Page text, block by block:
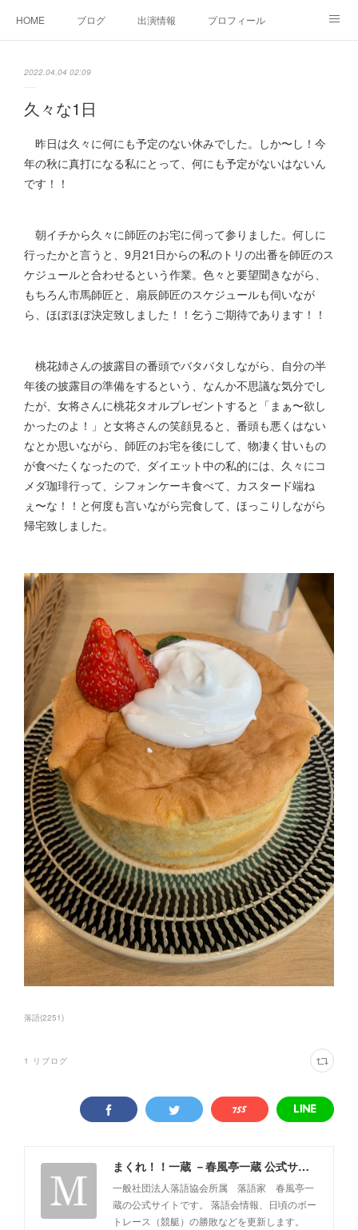
HOME ブログ 出演情報 プロフィール
2022.04.04 02:09
久々な1日
昨日は久々に何にも予定のない休みでした。しか〜し！今
年の秋に真打になる私にとって、何にも予定がないはないん
です！！
朝イチから久々に師匠のお宅に伺って参りました。何しに
行ったかと言うと、9月21日からの私のトリの出番を師匠のス
ケジュールと合わせるという作業。色々と要望聞きながら、
もちろん市馬師匠と、扇辰師匠のスケジュールも伺いなが
ら、ほぼほぼ決定致しました！！乞うご期待であります！！
桃花姉さんの披露目の番頭でバタバタしながら、自分の半
年後の披露目の準備をするという、なんか不思議な気分でし
たが、女将さんに桃花タオルプレゼントすると「まぁ〜欲し
かったのよ！」と女将さんの笑顔見ると、番頭も悪くはない
なとか思いながら、師匠のお宅を後にして、物凄く甘いもの
が食べたくなったので、ダイエット中の私的には、久々にコ
メダ珈琲行って、シフォンケーキ食べて、カスタード端ね
ぇ〜な！！と何度も言いながら完食して、ほっこりしながら
帰宅致しました。
落語(2251)
1 リブログ
まくれ！！一蔵 －春風亭一蔵 公式サイト－
一般社団法人落語協会所属 落語家 春風亭一
蔵の公式サイトです。 落語会情報、日頃のボー
トレース（競艇）の勝敗などを更新します。